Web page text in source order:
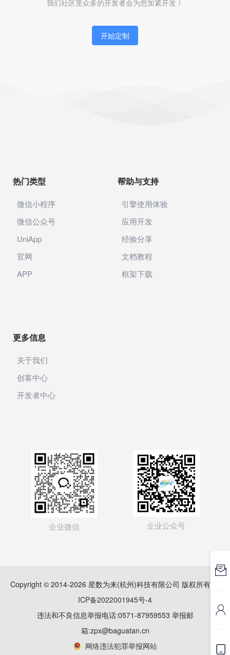
我们社区里众多的开发者会为您加紧开发！
开始定制
热门类型
微信小程序
微信公众号
UniApp
官网
APP
帮助与支持
引擎使用体验
应用开发
经验分享
文档教程
框架下载
更多信息
关于我们
创客中心
开发者中心
企业微信 企业公众号
Copyright © 2014-2026 星数为来(杭州)科技有限公司 版权所有
ICP备2022001945号-4
违法和不良信息举报电话:0571-87959553 举报邮
箱:zpx@baguatan.cn
网络违法犯罪举报网站


